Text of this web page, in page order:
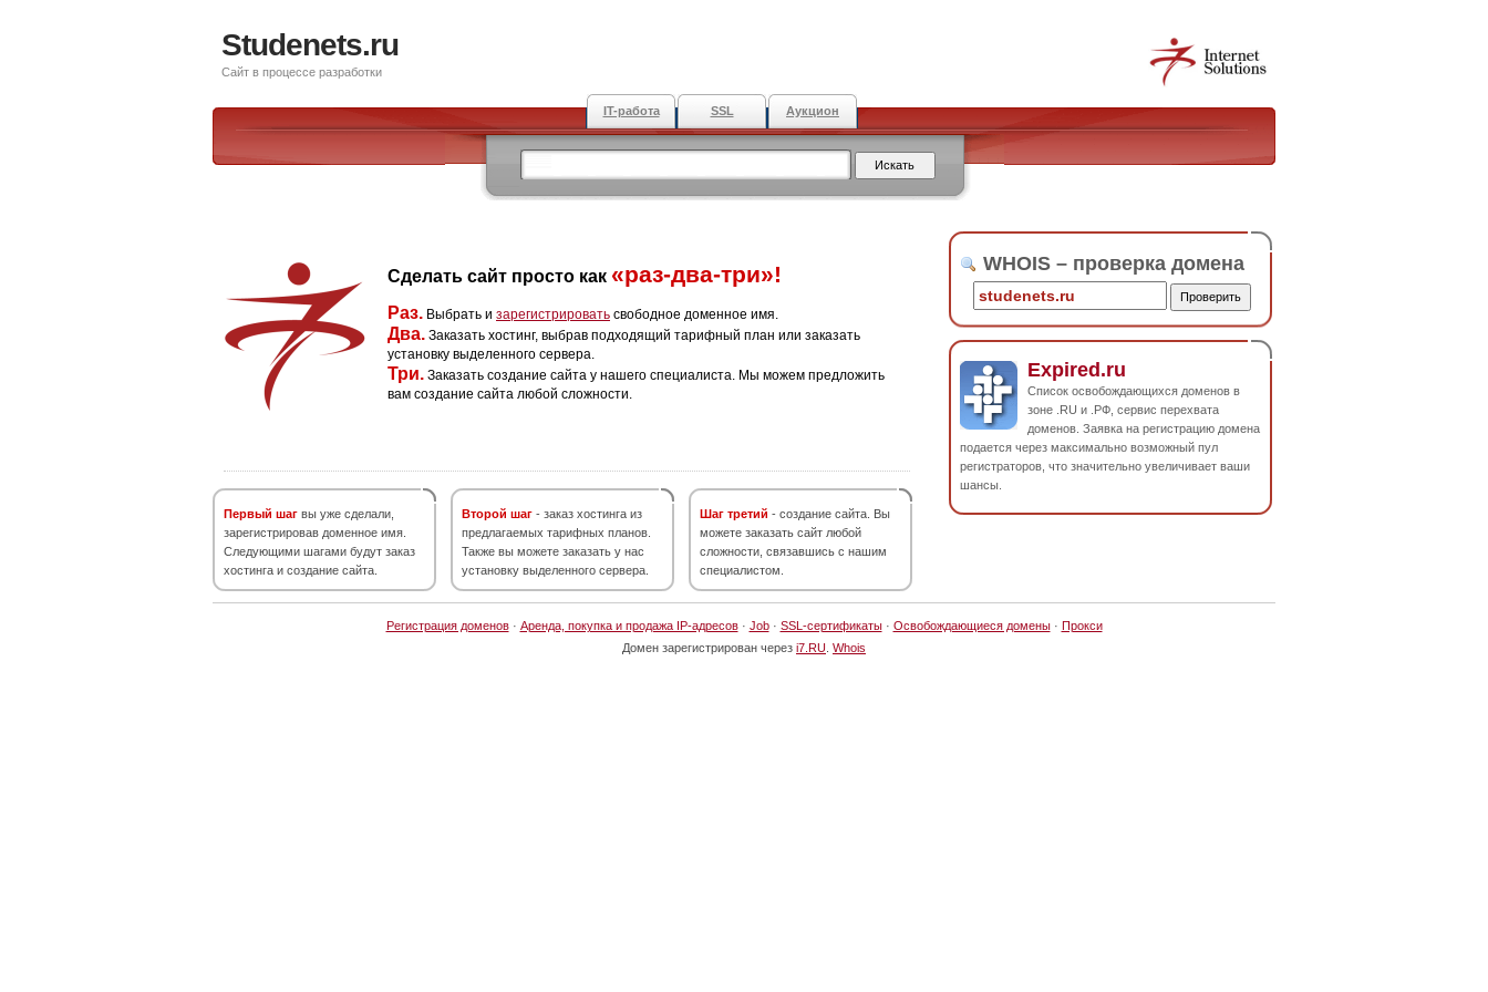
Studenets.ru
Сайт в процессе разработки
IT-работа SSL Аукцион
Сделать сайт просто как «раз-два-три»!
Раз. Выбрать и зарегистрировать свободное доменное имя.
Два. Заказать хостинг, выбрав подходящий тарифный план или заказать
установку выделенного сервера.
Три. Заказать создание сайта у нашего специалиста. Мы можем предложить
вам создание сайта любой сложности.
Первый шаг вы уже сделали,
зарегистрировав доменное имя.
Следующими шагами будут заказ
хостинга и создание сайта.
Второй шаг - заказ хостинга из
предлагаемых тарифных планов.
Также вы можете заказать у нас
установку выделенного сервера.
Шаг третий - создание сайта. Вы
можете заказать сайт любой
сложности, связавшись с нашим
специалистом.
WHOIS – проверка домена
Expired.ru
Список освобождающихся доменов в
зоне .RU и .РФ, сервис перехвата
доменов. Заявка на регистрацию домена
подается через максимально возможный пул
регистраторов, что значительно увеличивает ваши
шансы.
Регистрация доменов· Аренда, покупка и продажа IP-адресов· Job· SSL-сертификаты· Освобождающиеся домены· Прокси
Домен зарегистрирован через i7.RU Whois